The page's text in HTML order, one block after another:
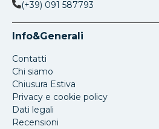
(+39) 091 587793
Info&Generali
Contatti
Chi siamo
Chiusura Estiva
Privacy e cookie policy
Dati legali
Recensioni